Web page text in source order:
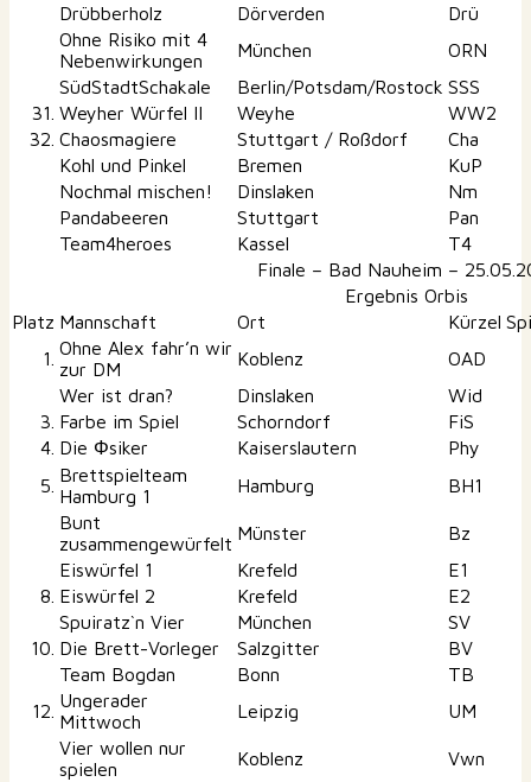
Drübberholz
Dörverden
Drü
Ohne Risiko mit 4
Nebenwirkungen
München
ORN
SüdStadtSchakale
Berlin/Potsdam/Rostock SSS
31. Weyher Würfel II Weyhe
WW2
32. Chaosmagiere Stuttgart / Roßdorf
Cha
Kohl und Pinkel
Bremen
KuP
Nochmal mischen!
Dinslaken
Nm
Pandabeeren
Stuttgart
Pan
Team4heroes
Kassel
T4
Finale – Bad Nauheim –
Ergebnis Orbis
Platz Mannschaft Ort Kürzel
1. Ohne Alex fahr’n wir
zur DM
Koblenz
OAD
Wer ist dran?
Dinslaken
Wid
3. Farbe im Spiel Schorndorf
FiS
4. Die Φsiker Kaiserslautern
Phy
5. Brettspielteam
Hamburg 1
Hamburg
BH1
Bunt
zusammengewürfelt Münster
Bz
Eiswürfel 1
Krefeld
E1
8. Eiswürfel 2 Krefeld
E2
Spuiratz`n Vier
München
SV
10. Die Brett-Vorleger Salzgitter
BV
Team Bogdan
Bonn
TB
12. Ungerader
Mittwoch
Leipzig
UM
Vier wollen nur
spielen
Koblenz
Vwn